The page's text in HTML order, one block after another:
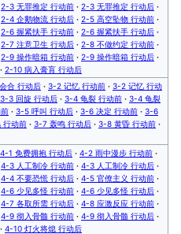
2-3 无罪推定 行动前 · 2-3 无罪推定 行动后 ·
2-4 企鹅物流 行动后 · 2-5 高空坠物 行动前 ·
2-6 握紧扶手 行动前 · 2-6 握紧扶手 行动后 ·
2-7 注意卫生 行动后 · 2-8 不做约定 行动前 ·
2-9 操作暗箱 行动前 · 2-9 操作暗箱 行动后 ·
· 2-10 病入膏肓 行动后
合 行动后 · 3-2 记忆 行动前 · 3-2 记忆 行动
3-3 回旋 行动后 · 3-4 龟裂 行动前 · 3-4 龟裂
· 3-5 呼叫 行动后 · 3-6 决定 行动前 · 3-6
行动前 · 3-7 轰鸣 行动后 · 3-8 黄昏 行动前 ·
4-1 免费拥抱 行动后 · 4-2 雨中漫步 行动前 ·
4-3 人工制冷 行动前 · 4-3 人工制冷 行动后 ·
4-4 不要恐慌 行动后 · 4-5 官僚主义 行动前 ·
4-6 少见多怪 行动前 · 4-6 少见多怪 行动后 ·
4-7 各取所需 行动后 · 4-8 应激反应 行动前 ·
4-9 彻入骨髓 行动前 · 4-9 彻入骨髓 行动后 ·
· 4-10 灯火将熄 行动后